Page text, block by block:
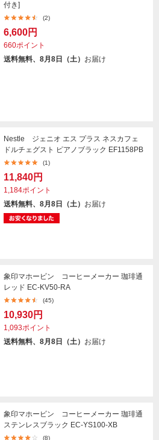
付き]
(2)
6,600円
660ポイント
送料無料、8月8日（土） お届け
Nestle ジェニオ エス プラス ネスカフェ
ドルチェグスト ピアノブラック EF1158PB
(1)
11,840円
1,184ポイント
送料無料、8月8日（土） お届け
象印マホービン コーヒーメーカー 珈琲通
レッド EC-KV50-RA
(45)
10,930円
1,093ポイント
送料無料、8月8日（土） お届け
象印マホービン コーヒーメーカー 珈琲通
ステンレスブラック EC-YS100-XB
(8)